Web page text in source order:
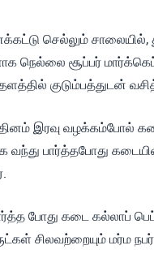
செல்லும் சாலையில்,
நெல்லை சூப்பர்
குடும்பத்துடன்
இரவு வழக்கம்போல்
பார்த்தபோது
போது கடை கல்லாப்
சிலவற்றையும் மர்ம